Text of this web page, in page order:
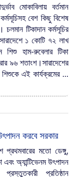
মোকাবিলায় বর্তমান
বেশ কিছু বিশেষ
টিকাদান কর্মসূচির
১ কোটি ৭২ লাখ
হাম-রুবেলার টিকা
৯৬ শতাংশ।সারাদেশের
এই কার্যক্রমের ...
করবে সরকার
প্রথমবারের মতো ডেঙ্গু,
অ্যান্টিভেনম উৎপাদন
প্রতিষ্ঠান